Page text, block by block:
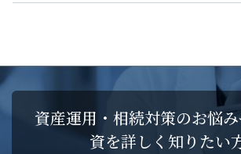
資産運用・相続対策のお悩
資を詳しく知りたい